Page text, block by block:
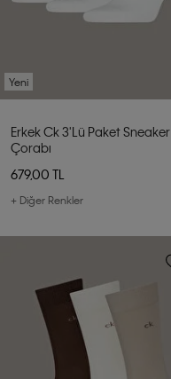
Yeni
Erkek Ck 3'lü Paket Sneaker
Çorabı
679,00 TL
+ Diğer Renkler